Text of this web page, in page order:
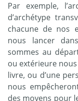
Par exemple,
d’archétype
chacune de nos
nous lancer
sommes au
ou extérieure nous
livre, ou d’une
nous
des moyens pour